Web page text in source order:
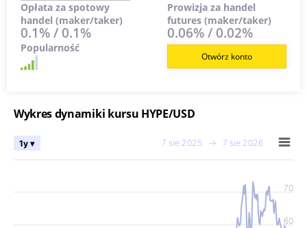
Opłata za spotowy
handel (maker/taker)
0.1% / 0.1%
Prowizja za handel
futures (maker/taker)
0.06% / 0.02%
Popularność
Otwórz konto
Wykres dynamiki kursu HYPE/USD
7 sie 2025 → 7 sie 2026
1y ▾
60
70